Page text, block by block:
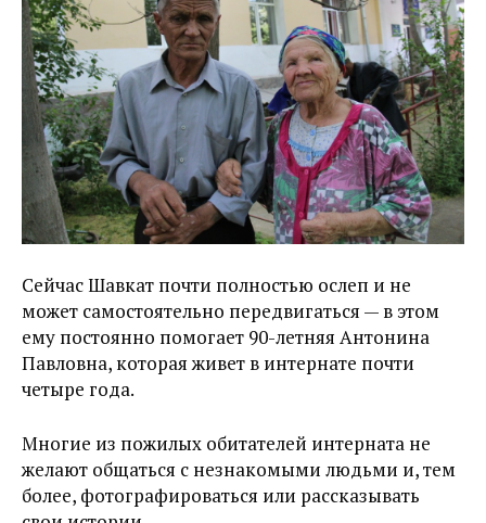
Сейчас Шавкат почти полностью ослеп и не
может самостоятельно передвигаться — в этом
ему постоянно помогает 90-летняя Антонина
Павловна, которая живет в интернате почти
четыре года.
Многие из пожилых обитателей интерната не
желают общаться с незнакомыми людьми и, тем
более, фотографироваться или рассказывать